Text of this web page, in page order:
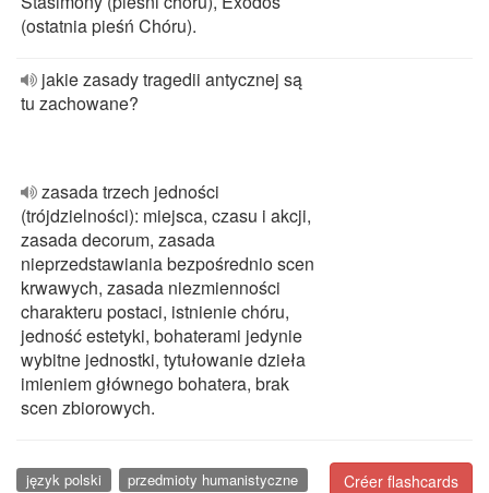
(ostatnia pieśń Chóru).
jakie zasady tragedii antycznej są
tu zachowane?
zasada trzech jedności
(trójdzielności): miejsca, czasu i akcji,
zasada decorum, zasada
nieprzedstawiania bezpośrednio scen
krwawych, zasada niezmienności
charakteru postaci, istnienie chóru,
jedność estetyki, bohaterami jedynie
wybitne jednostki, tytułowanie dzieła
imieniem głównego bohatera, brak
scen zbiorowych.
Créer flashcards
język polski
przedmioty humanistyczne